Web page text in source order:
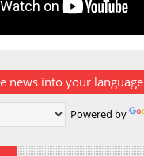
news into your language
Powered by